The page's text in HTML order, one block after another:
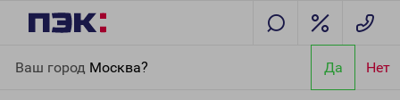
Ваш город Москва? Да Нет
Шебекино